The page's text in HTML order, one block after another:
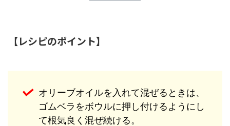
【レシピのポイント】
オリーブオイルを入れて混ぜるときは、
ゴムベラをボウルに押し付けるようにし
て根気良く混ぜ続ける。